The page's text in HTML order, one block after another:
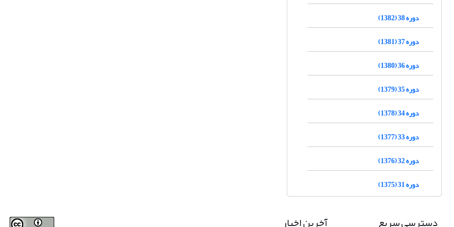
دوره 38 (1382)
دوره 37 (1381)
دوره 36 (1380)
دوره 35 (1379)
دوره 34 (1378)
دوره 33 (1377)
دوره 32 (1376)
دوره 31 (1375)
دسترسی سریع آخرین اخبار